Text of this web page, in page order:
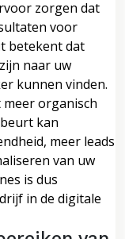
zorgen dat
voor
betekent dat
naar uw
kunnen vinden.
organisch
kan
meer leads
van uw
is dus
in de digitale